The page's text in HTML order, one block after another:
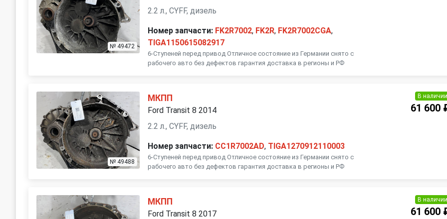
№ 49472
2.2 л., CYFF, дизель
Номер запчасти: FK2R7002, FK2R, FK2R7002CGA,
TIGA1150615082917
6-Ступеней перед привод Отличное состояние из Германии снято с
рабочего авто без дефектов гарантия доставка в регионы и РФ
№ 49488
МКПП
Ford Transit 8 2014
2.2 л., CYFF, дизель
Номер запчасти: CC1R7002AD, TIGA1270912110003
6-Ступеней перед привод Отличное состояние из Германии снято с
рабочего авто без дефектов гарантия доставка в регионы и РФ
В
61 600
МКПП
Ford Transit 8 2017
В
61 600